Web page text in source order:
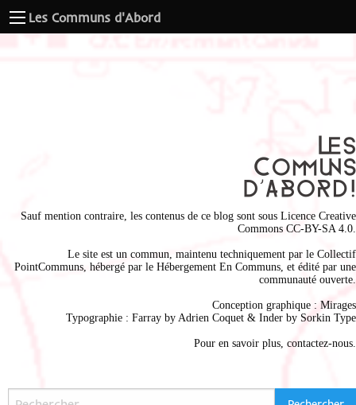
Les Communs d'Abord
Sauf mention contraire, les contenus de ce blog sont sous Licence Creative
Commons CC-BY-SA 4.0
Le site est un commun, maintenu techniquement par le Collectif
PointCommuns , hébergé par le Hébergement En Communs , et édité par une
communauté ouverte.
Conception graphique : Mirages
Typographie : Farray by Adrien Coquet & Inder by Sorkin Type
Pour en savoir plus, contactez-nous